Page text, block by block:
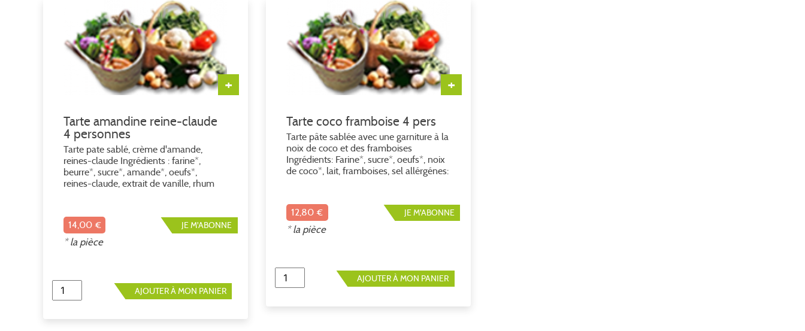
+
Tarte amandine reine-claude
4 personnes
Tarte pate sablé, crème d'amande,
reines-claude Ingrédients : farine*,
beurre*, sucre*, amande*, oeufs*,
reines-claude, extrait de vanille, rhum
JE M'ABONNE
14,00 €
* la pièce
AJOUTER À MON PANIER
+
Tarte coco framboise 4 pers
Tarte pâte sablée avec une garniture à la
noix de coco et des framboises
Ingrédients: Farine*, sucre*, oeufs*, noix
de coco*, lait, framboises, sel allérgénes:
JE M'ABONNE
12,80 €
* la pièce
AJOUTER À MON PANIER